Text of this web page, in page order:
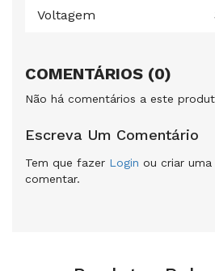
Voltagem
COMENTÁRIOS (0)
Não há comentários a este
Escreva Um Comentário
Tem que fazer Login ou criar uma
comentar.